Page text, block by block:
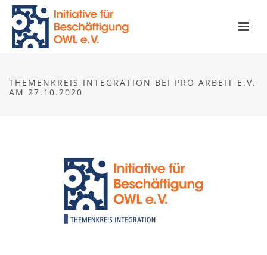
THEMENKREIS INTEGRATION BEI PRO ARBEIT E.V.
AM 27.10.2020